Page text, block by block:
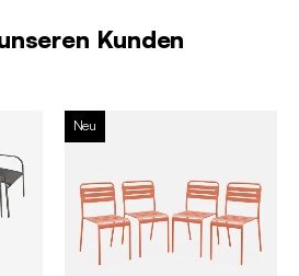
Kunden
Neu